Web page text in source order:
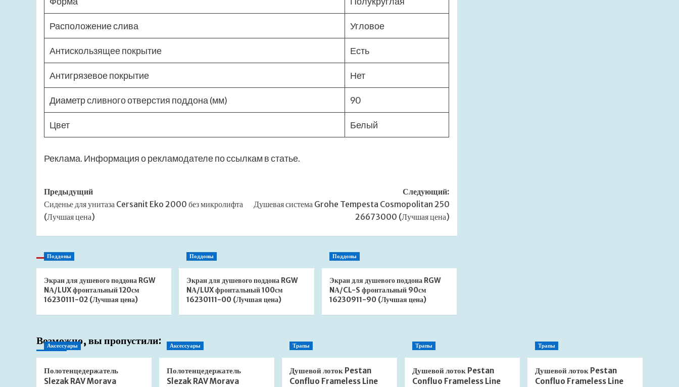
Расположение слива Угловое
Антискользящее покрытие Есть
Антигрязевое покрытие Нет
Диаметр сливного отверстия поддона (мм) 90
Цвет Белый
Реклама. Информация о рекламодателе по ссылкам в статье.
Навигация
записи
Предыдущий
Сиденье для унитаза Cersanit Eko 2000 без микролифта
(Лучшая цена)
Следующий:
Душевая система Grohe Tempesta Cosmopolitan 250
26673000 (Лучшая цена)
Поддоны
Экран для душевого поддона RGW
NА/LUX фронтальный 120см
16230111-02 (Лучшая цена)
Поддоны
Экран для душевого поддона RGW
NА/LUX фронтальный 100см
16230111-00 (Лучшая цена)
Поддоны
Экран для душевого поддона RGW
NА/CL-S фронтальный 90см
16230911-90 (Лучшая цена)
Возможно, вы пропустили:
Аксессуары
Полотенцедержатель
Slezak RAV Morava
Аксессуары
Полотенцедержатель
Slezak RAV Morava
Трапы
Душевой лоток Pestan
Confluo Frameless Line
Трапы
Душевой лоток Pestan
Confluo Frameless Line
Трапы
Душевой лоток Pestan
Confluo Frameless Line